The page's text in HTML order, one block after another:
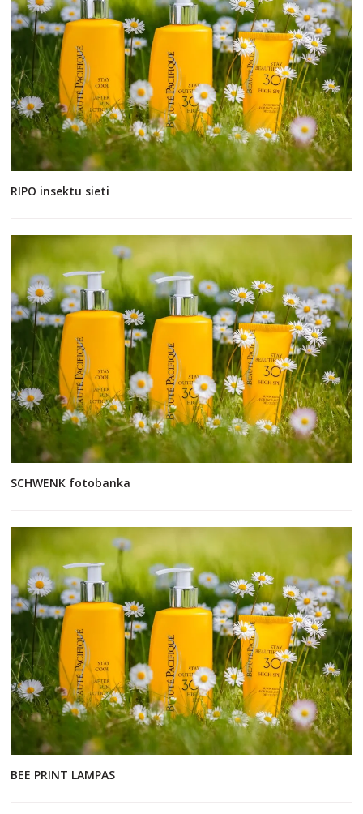
RIPO insektu sieti
SCHWENK fotobanka
BEE PRINT LAMPAS